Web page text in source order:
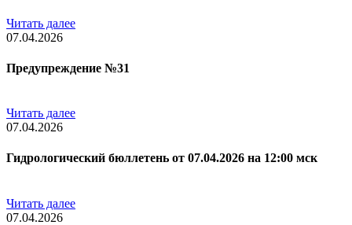
Читать далее
07.04.2026
Предупреждение №31
Читать далее
07.04.2026
Гидрологический бюллетень от 07.04.2026 на 12:00 мск
Читать далее
07.04.2026